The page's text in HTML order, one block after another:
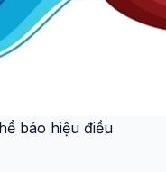
báo hiệu điều